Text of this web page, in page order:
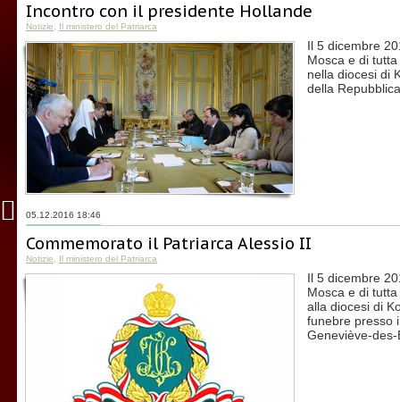
Incontro con il presidente Hollande
Notizie Il ministero del Patriarca
Il 5 dicembre
Mosca e di tutta
nella diocesi di
della
05.12.2016 18:46
Commemorato il Patriarca Alessio II
Notizie Il ministero del Patriarca
Il 5 dicembre
Mosca e di tutta
alla diocesi di
funebre presso
Geneviève-